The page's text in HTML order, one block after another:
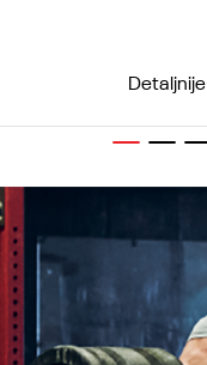
Detaljnije
1 2 3